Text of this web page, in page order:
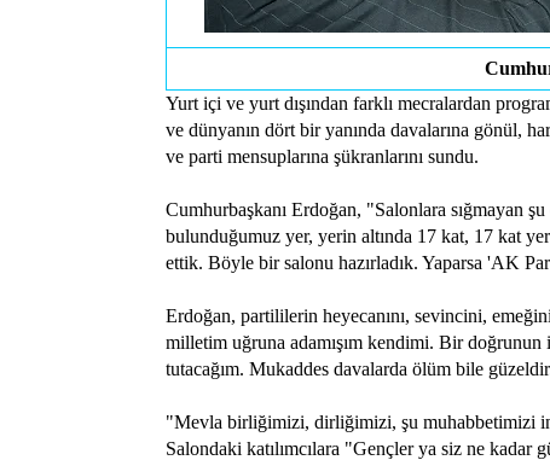
Yurt içi ve yurt dışından farklı mecralardan
ve dünyanın dört bir yanında davalarına gönül,
ve parti mensuplarına şükranlarını sundu.
Cumhurbaşkanı Erdoğan, "Salonlara sığmayan
bulunduğumuz yer, yerin altında 17 kat, 17 kat
ettik. Böyle bir salonu hazırladık. Yaparsa 'AK
Erdoğan, partililerin heyecanını, sevincini,
milletim uğruna adamışım kendimi. Bir
tutacağım. Mukaddes davalarda ölüm bile
"Mevla birliğimizi, dirliğimizi, şu muhabbetimizi
Salondaki katılımcılara "Gençler ya siz ne kadar